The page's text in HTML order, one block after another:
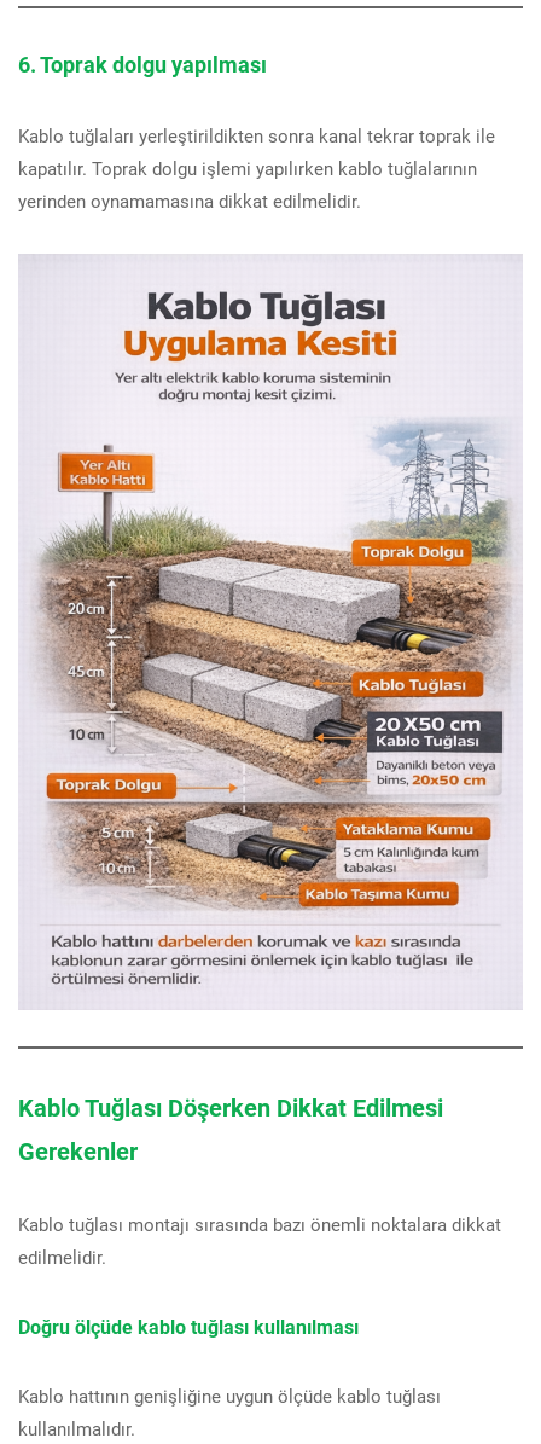
6. Toprak dolgu yapılması
Kablo tuğlaları yerleştirildikten sonra kanal tekrar toprak ile
kapatılır. Toprak dolgu işlemi yapılırken kablo tuğlalarının
yerinden oynamamasına dikkat edilmelidir.
Kablo Tuğlası Döşerken Dikkat Edilmesi
Gerekenler
Kablo tuğlası montajı sırasında bazı önemli noktalara dikkat
edilmelidir.
Doğru ölçüde kablo tuğlası kullanılması
Kablo hattının genişliğine uygun ölçüde kablo tuğlası
kullanılmalıdır.